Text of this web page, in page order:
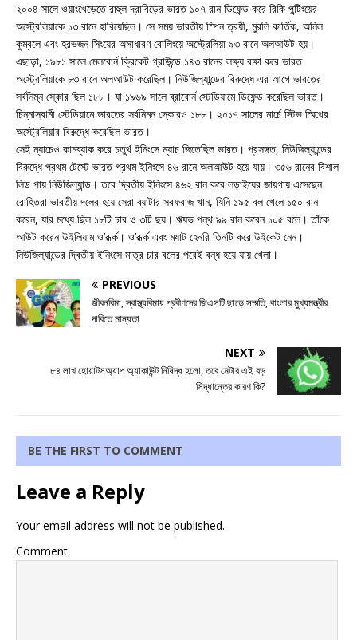
২০০৪ সালে ওয়াংখেড়েতে রাহুল দ্রাবিড়ের ভারত ১০৭ রান ডিফেন্ড করে রিকি পন্টিংয়ের
অস্ট্রেলিয়াকে ১৩ রানে হারিয়েছিল। সে সময় ভারতীয় স্পিন ত্রয়ী, মুরলি কার্তিক, অনিল
কুম্বলে এবং হরভজন সিংয়ের অসাধারণ বোলিংয়ে অস্ট্রেলিয়া ৯৩ রানে অলআউট হয়।
এছাড়া, ১৯৮১ সালে মেলবোর্ন ক্রিকেট গ্রাউন্ডে ১৪৩ রানের লক্ষ্য রক্ষা করে ভারত
অস্ট্রেলিয়াকে ৮৩ রানে অলআউট করেছিল। নিউজিল্যান্ডের বিরুদ্ধে এর আগে ভারতের
সর্বনিম্ন স্কোর ছিল ১৮৮। যা ১৯৬৯ সালে ব্রাবোর্ন স্টেডিয়ামে ডিফেন্ড করেছিল ভারত।
চিন্নাস্বামী স্টেডিয়ামে ভারতের সর্বনিম্ন স্কোরও ১৮৮। ২০১৭ সালের মার্চে স্টিভ স্মিথের
অস্ট্রেলিয়ার বিরুদ্ধে করেছিল ভারত।
সেই ম্যাচেও কামব্যাক করে চতুর্থ ইনিংসে ম্যাচ জিতেছিল ভারত। প্রসঙ্গত, নিউজিল্যান্ডের
বিরুদ্ধে প্রথম টেস্টে ভারত প্রথম ইনিংসে ৪৬ রানে অলআউট হয়ে যায়। ৩৫৬ রানের বিশাল
লিড পায় নিউজিল্যান্ড। তবে দ্বিতীয় ইনিংসে ৪৬২ রান করে লড়াইয়ের জায়গায় এসেছেন
রোহিতরা ভারতীয় দলের হয়ে সেরা ব্যাটার সরফরাজ খান, যিনি ১৯৫ বল খেলে ১৫০ রান
করেন, যার মধ্যে ছিল ১৮টি চার ও ৩টি ছয়। ঋষভ পন্থ ৯৯ রান করেন ১০৫ বলে। তাঁকে
আউট করেন উইলিয়াম ও’রূর্ক। ও’রূর্ক এবং ম্যাট হেনরি তিনটি করে উইকেট নেন।
নিউজিল্যান্ডের দ্বিতীয় ইনিংসে মাত্র চার বলের পরেই বন্ধ হয়ে যায় খেলা।
PREVIOUS
জীবনবিমা, স্বাস্থ্যবিমায় প্রবীণদের জিএসটি ছাড়ে সম্মতি, বাংলার মুখ্যমন্ত্রীর
দাবিতে মান্যতা
NEXT
৮৪ লাখ হোয়াটসঅ্যাপ অ্যাকাউন্ট নিষিদ্ধ হলো, তবে মেটার এই বড়
সিদ্ধান্তের কারণ কি?
BE THE FIRST TO COMMENT
Leave a Reply
Your email address will not be published.
Comment